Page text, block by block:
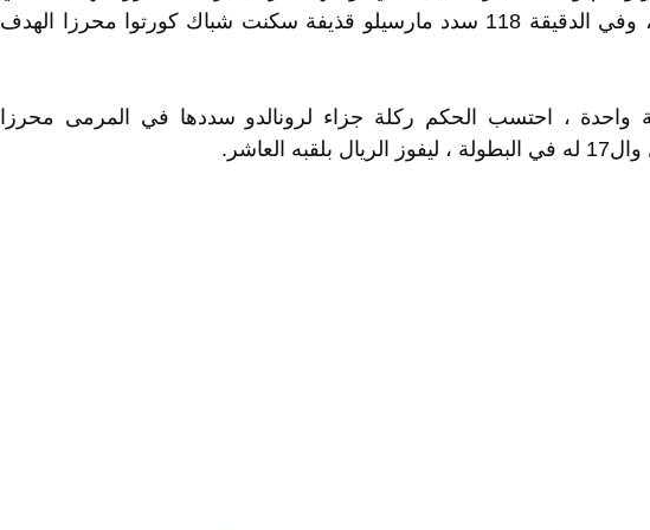
لينهار أتلتيكو تماما ، وفي الدقيقة 118 سدد مارسيلو قذيفة سكنت شباك كورتوا محرزا الهدف
واحدة ، احتسب الحكم ركلة جزاء لرونالدو سددها في المرمى محرزا
العاشر.